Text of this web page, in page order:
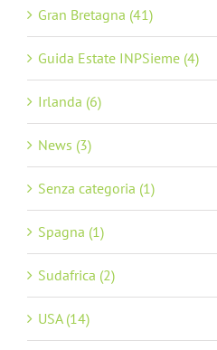
Gran Bretagna (41)
Guida Estate INPSieme (4)
Irlanda (6)
News (3)
Senza categoria (1)
Spagna (1)
Sudafrica (2)
USA (14)